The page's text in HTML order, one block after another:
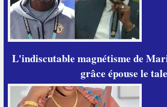
L'indiscutable magnétisme de
grâce épouse le